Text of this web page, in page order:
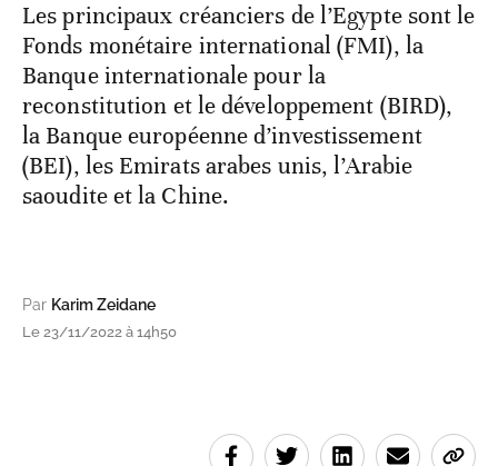
Les principaux créanciers de l’Egypte sont le
Fonds monétaire international (FMI), la
Banque internationale pour la
reconstitution et le développement (BIRD),
la Banque européenne d’investissement
(BEI), les Emirats arabes unis, l’Arabie
saoudite et la Chine.
Par Karim Zeidane
Le 23/11/2022 à 14h50